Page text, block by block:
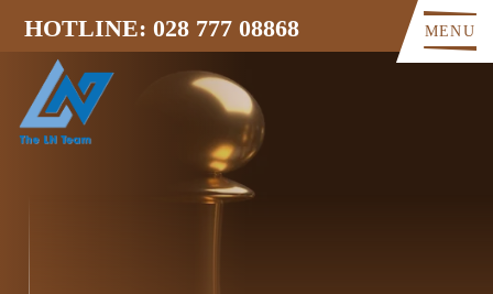
HOTLINE: 028 777 08868 MENU